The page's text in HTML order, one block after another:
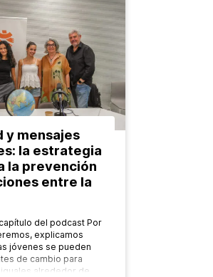
y mensajes
la estrategia
la prevención
entre la
del podcast Por
explicamos
jóvenes se pueden
de cambio para
alrededor de…